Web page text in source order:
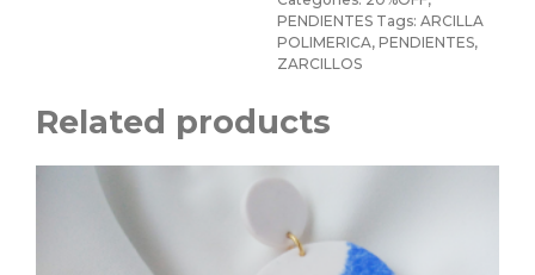
PENDIENTES Tags: ARCILLA
POLIMERICA, PENDIENTES,
ZARCILLOS
Related products